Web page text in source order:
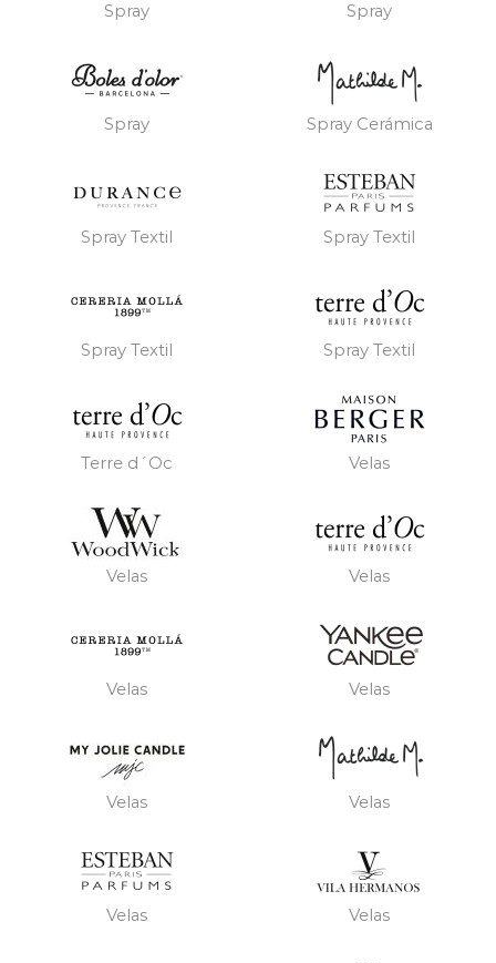
Spray Spray
Spray Spray Cerámica
Spray Textil Spray Textil
Spray Textil Spray Textil
Terre d´Oc Velas
Velas Velas
Velas Velas
Velas Velas
Velas Velas